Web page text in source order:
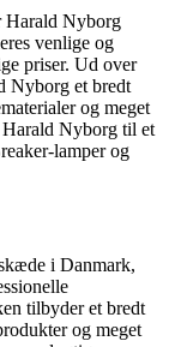
Harald Nyborg
venlige og
priser. Ud over
Nyborg et bredt
og meget
Nyborg til et
lamper og
i Danmark,
tilbyder et bredt
og meget